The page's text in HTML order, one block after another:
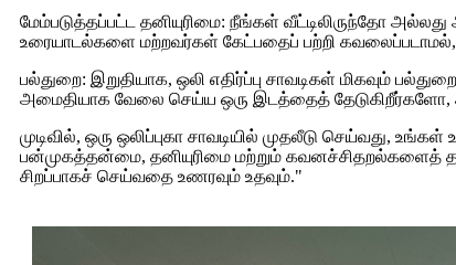
மேம்படுத்தப்பட்ட தனியுரிமை: நீங்கள் வீட்டிலிருந்தோ
உரையாடல்களை மற்றவர்கள் கேட்பதைப் பற்றி கவலைப்படாமல்,
பல்துறை: இறுதியாக, ஒலி எதிர்ப்பு சாவடிகள் மிகவும்
அமைதியாக வேலை செய்ய ஒரு இடத்தைத் தேடுகிறீர்களோ,
முடிவில், ஒரு ஒலிப்புகா சாவடியில் முதலீடு செய்வது,
பன்முகத்தன்மை, தனியுரிமை மற்றும் கவனச்சிதறல்களைத்
சிறப்பாகச் செய்வதை உணரவும் உதவும்."